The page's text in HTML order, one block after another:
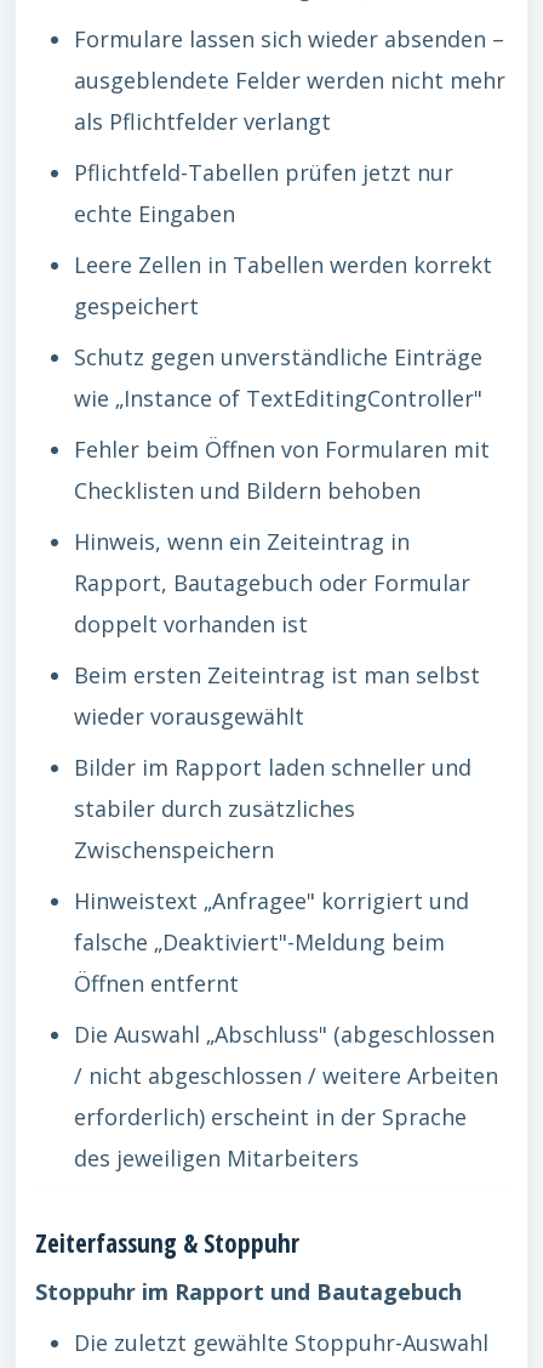
Formulare lassen sich wieder absenden –
ausgeblendete Felder werden nicht mehr
als Pflichtfelder verlangt
Pflichtfeld-Tabellen prüfen jetzt nur
echte Eingaben
Leere Zellen in Tabellen werden korrekt
gespeichert
Schutz gegen unverständliche Einträge
wie „Instance of TextEditingController"
Fehler beim Öffnen von Formularen mit
Checklisten und Bildern behoben
Hinweis, wenn ein Zeiteintrag in
Rapport, Bautagebuch oder Formular
doppelt vorhanden ist
Beim ersten Zeiteintrag ist man selbst
wieder vorausgewählt
Bilder im Rapport laden schneller und
stabiler durch zusätzliches
Zwischenspeichern
Hinweistext „Anfragee" korrigiert und
falsche „Deaktiviert"-Meldung beim
Öffnen entfernt
Die Auswahl „Abschluss" (abgeschlossen
/ nicht abgeschlossen / weitere Arbeiten
erforderlich) erscheint in der Sprache
des jeweiligen Mitarbeiters
Zeiterfassung & Stoppuhr
Stoppuhr im Rapport und Bautagebuch
Die zuletzt gewählte Stoppuhr-Auswahl